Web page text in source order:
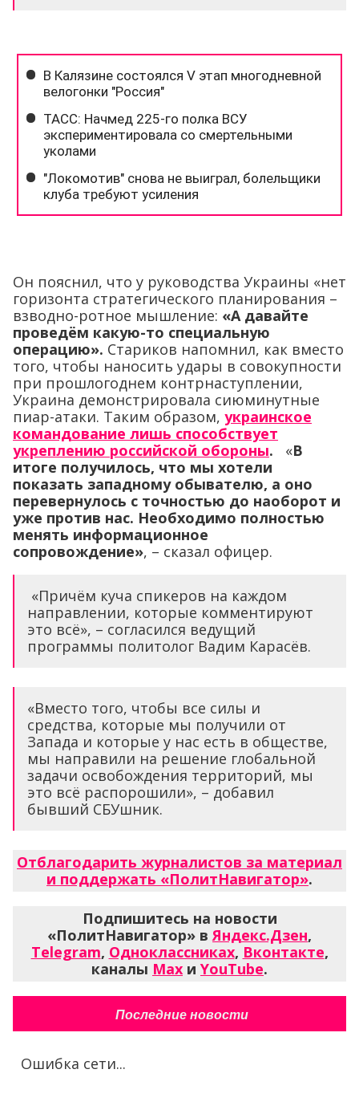
Он пояснил, что у руководства Украины «нет
горизонта стратегического планирования –
взводно-ротное мышление: «А давайте
проведём какую-то специальную
операцию». Стариков напомнил, как вместо
того, чтобы наносить удары в совокупности
при прошлогоднем контрнаступлении,
Украина демонстрировала сиюминутные
пиар-атаки. Таким образом, украинское
командование лишь способствует
укреплению российской обороны. «В
итоге получилось, что мы хотели
показать западному обывателю, а оно
перевернулось с точностью до наоборот и
уже против нас. Необходимо полностью
менять информационное
сопровождение», – сказал офицер.
«Причём куча спикеров на каждом
направлении, которые комментируют
это всё», – согласился ведущий
программы политолог Вадим Карасёв.
«Вместо того, чтобы все силы и
средства, которые мы получили от
Запада и которые у нас есть в обществе,
мы направили на решение глобальной
задачи освобождения территорий, мы
это всё распорошили», – добавил
бывший СБУшник.
Отблагодарить журналистов за материал
и поддержать «ПолитНавигатор».
Подпишитесь на новости
«ПолитНавигатор» вЯндекс.Дзен,
Telegram, Одноклассниках, Вконтакте,
каналы Max и YouTube.
Последние новости
Ошибка сети...